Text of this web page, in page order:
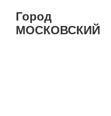
Город
МОСКОВСКИЙ